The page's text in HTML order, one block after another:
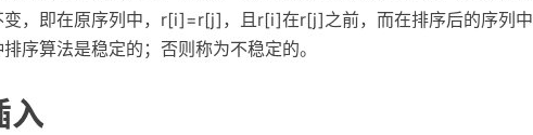
变，即在原序列中，r[i]=r[j]，且r[i]在r[j]之前，而在排序后的序列
序算法是稳定的；否则称为不稳定的。
入